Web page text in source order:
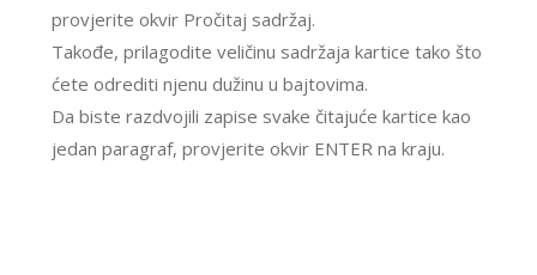
provjerite okvir Pročitaj sadržaj.
Takođe, prilagodite veličinu sadržaja kartice tako što
ćete odrediti njenu dužinu u bajtovima.
Da biste razdvojili zapise svake čitajuće kartice kao
jedan paragraf, provjerite okvir ENTER na kraju.